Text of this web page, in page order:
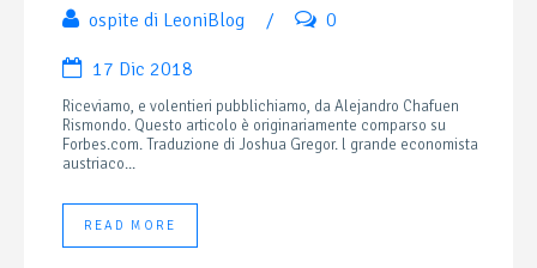
ospite di LeoniBlog
/ 0
17 Dic 2018
Riceviamo, e volentieri pubblichiamo, da Alejandro Chafuen
Rismondo. Questo articolo è originariamente comparso su
Forbes.com. Traduzione di Joshua Gregor. l grande economista
austriaco...
READ MORE